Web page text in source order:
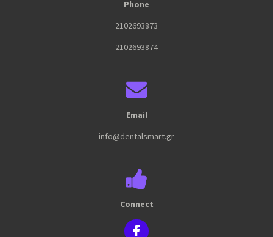
Phone
2102693873
2102693874
Email
info@dentalsmart.gr
Connect